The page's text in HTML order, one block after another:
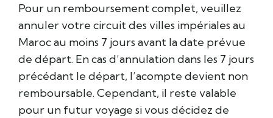
Pour un remboursement complet, veuillez
annuler votre circuit des villes impériales au
Maroc au moins 7 jours avant la date prévue
de départ. En cas d’annulation dans les 7 jours
précédant le départ, l’acompte devient non
remboursable. Cependant, il reste valable
pour un futur voyage si vous décidez de